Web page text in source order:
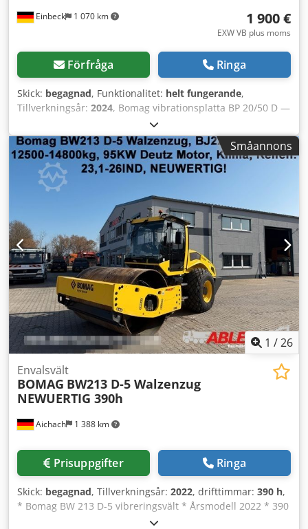
Einbeck 1 070 km 1 900 €
EXW VB plus moms
Förfråga Ringa
Skick: begagnad, Funktionalitet: helt fungerande,
Tillverkningsår: 2024, Bomag vibrationsplatta BP 20/50 D —
Tillverkningsår 2024 Begagnad från den professionella
uthyrningsparken hos Kurt König Baumaschinen GmbH,
Einbeck. Dcedpfxoy A E U So Aarsk Skick & information: -
Skick: Begagnad från uthyrning, regelbundet servad -
Funktion: Fullt fungerande - Produktbilder kommer —
kontakta oss gärna för aktuella foton om du är intresserad
- Visning möjlig i 37574 Einbeck efter överenskommelse
Pris 1.900 EUR exkl. moms | EXW Einbeck | Leverans på
förfrågan
Småannons
1 /26
Aichach 1 388 km
Envalsvält
BOMAG BW213 D-5 Walzenzug
NEWUERTIG 390h
Prisuppgifter Ringa
Skick: begagnad, Tillverkningsår: 2022, drifttimmar: 390 h,
* Bomag BW 213 D-5 vibreringsvält * Årsmodell 2022 * 390
driftstimmar * Euro 5 * Vikt: 12 500–14 800 kg * 95 kW